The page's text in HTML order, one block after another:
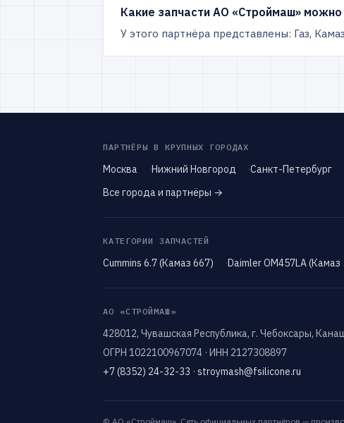
Какие запчасти АО «Строймаш» можно
У этого партнёра представлены: Газ,
ПАРТНЁРЫ В КРУПНЫХ ГОРОДАХ
Москва Нижний Новгород Санкт-Петербург
Все города и партнёры →
КАТЕГОРИИ ЗАПЧАСТЕЙ
Cummins 6.7 (Камаз 667) Daimler OM457LA (Камаз
АО «СТРОЙМАШ»
428012, Чувашская Республика, г. Чебоксары,
ОГРН 1022100967074 · ИНН 2127308897
+7 (8352) 24-32-33 · stroymash@fsilicone.ru